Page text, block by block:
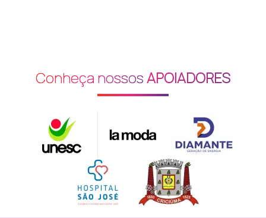
Conheça nossosAPOIADORES